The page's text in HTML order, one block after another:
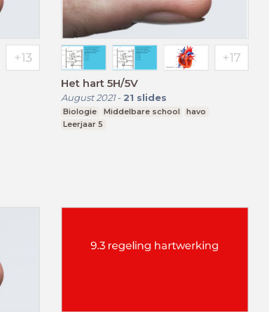
Het hart 5H/5V
August 2021- 21 slides
Biologie Middelbare school
havo
Leerjaar 5